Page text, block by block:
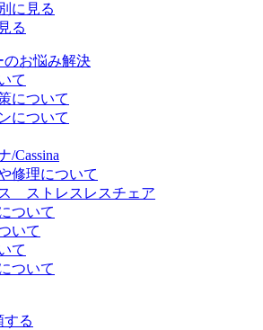
に見る
る
のお悩み解決
て
について
について
/Cassina
修理について
ストレスレスチェア
ついて
いて
て
ついて
する